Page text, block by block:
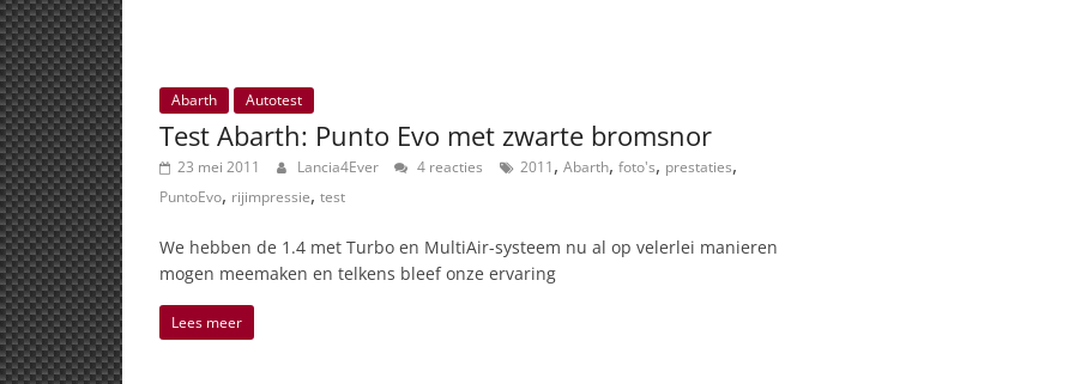
Abarth Autotest
Test Abarth: Punto Evo met zwarte bromsnor
23 mei 2011 Lancia4Ever 4 reacties 2011, Abarth, foto's, prestaties,
PuntoEvo, rijimpressie, test
We hebben de 1.4 met Turbo en MultiAir-systeem nu al op velerlei manieren
mogen meemaken en telkens bleef onze ervaring
Lees meer